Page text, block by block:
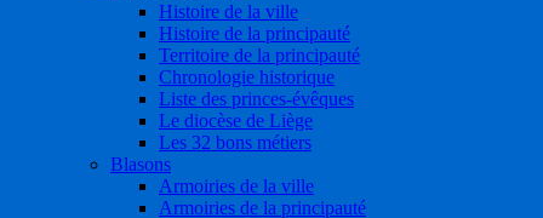
Histoire de la ville
Histoire de la principauté
Territoire de la principauté
Chronologie historique
Liste des princes-évêques
Le diocèse de Liège
Les 32 bons métiers
Blasons
Armoiries de la ville
Armoiries de la principauté